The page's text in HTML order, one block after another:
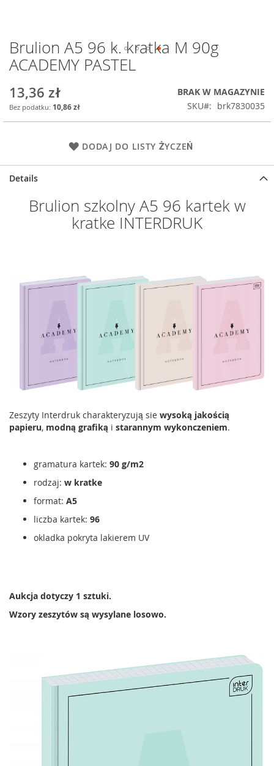
Przejdź
na
początek
Brulion A5 96 k. kratka M 90g
ACADEMY PASTEL
13,36 zł
10,86 zł
BRAK W MAGAZYNIE
SKU
brk7830035
DODAJ DO LISTY ŻYCZEŃ
Details
Brulion szkolny A5 96 kartek w
kratke INTERDRUK
Zeszyty Interdruk charakteryzują sie wysoką jakością
papieru, modną grafiką i starannym wykonczeniem.
gramatura kartek: 90 g/m2
rodzaj: w kratke
format: A5
liczba kartek: 96
okladka pokryta lakierem UV
Aukcja dotyczy 1 sztuki.
Wzory zeszytów są wysylane losowo.